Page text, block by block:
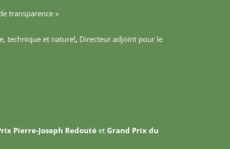
transparence »
technique et naturel, Directeur adjoint pour le
Pierre-Joseph Redouté et Grand Prix du